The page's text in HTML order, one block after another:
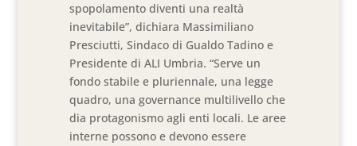
spopolamento diventi una realtà
inevitabile”, dichiara Massimiliano
Presciutti, Sindaco di Gualdo Tadino e
Presidente di ALI Umbria. “Serve un
fondo stabile e pluriennale, una legge
quadro, una governance multilivello che
dia protagonismo agli enti locali. Le aree
interne possono e devono essere